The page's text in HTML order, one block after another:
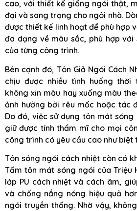
cao, với thiết kế giống ngói thật,
đại và sang trọng cho ngôi nhà.
được thiết kế linh hoạt để phù hợp
đa dạng về màu sắc, phù hợp
của từng công trình.
Bên cạnh đó, Tôn Giả Ngói Cách
chịu được nhiều tình huống thời
không xỉn màu hay xuống màu
ảnh hưởng bởi rêu mốc hoặc tác
Do đó, việc sử dụng tôn mát sóng
giữ được tính thẩm mĩ cho mọi
công trình có yêu cầu cao như biệt
Tôn sóng ngói cách nhiệt còn có
Tấm tôn mát sóng ngói của Triệu
lớp PU cách nhiệt và cách âm,
và chống nắng nóng hiệu quả
ngói truyền thống. Nhờ vậy,